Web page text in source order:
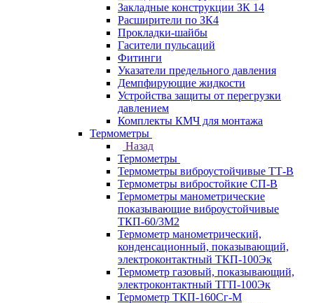
Закладные конструкции ЗК 14
Расширители по ЗК4
Прокладки-шайбы
Гасители пульсаций
Фитинги
Указатели предельного давления
Демпфирующие жидкости
Устройства защиты от перегрузки
давлением
Комплекты КМЧ для монтажа
Термометры
Назад
Термометры
Термометры виброустойчивые ТТ-В
Термометры вибростойкие СП-В
Термометры манометрические
показывающие виброустойчивые
ТКП-60/3М2
Термометр манометрический,
конденсационный, показывающий,
электроконтактный ТКП-100Эк
Термометр газовый, показывающий,
электроконтактный ТГП-100Эк
Термометр ТКП-160Сг-М